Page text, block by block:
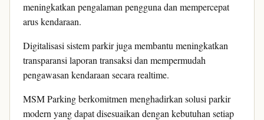
meningkatkan pengalaman pengguna dan mempercepat
arus kendaraan.
Digitalisasi sistem parkir juga membantu meningkatkan
transparansi laporan transaksi dan mempermudah
pengawasan kendaraan secara realtime.
MSM Parking berkomitmen menghadirkan solusi parkir
modern yang dapat disesuaikan dengan kebutuhan setiap